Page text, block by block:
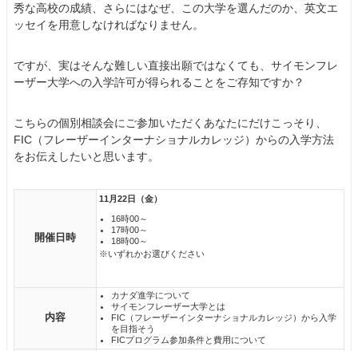
秀な高校の成績、さらにはなぜ、この大学を選んだのか、英文エ
ッセイを用意しなければなりません。
ですが、実はそんな難しい直接出願ではなくても、サイモンフレ
ーザー大学への入学許可が得られることをご存知ですか？
こちらの個別相談会にご参加いただくあなたにだけこっそり、
FIC（フレーザーインターナショナルカレッジ）からの入学方法
をお伝えしたいと思います。
開催日時
11月22日（金）
16時00～
17時00～
18時00～
※いずれかお選びください
内容
カナダ進学について
サイモンフレーザー大学とは
FIC（フレーザーインターナショナルカレッジ）から入学
を目指そう
FICプログラム参加条件と費用について